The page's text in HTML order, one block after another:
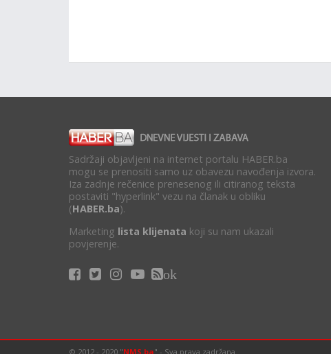
Sadržaji objavljeni na internet portalu HABER.ba
mogu se prenositi samo uz obavezu navođenja izvora.
Iza zadnje rečenice prenesenog ili citiranog teksta
postaviti "hyperlink" vezu na članak u obliku
(HABER.ba).
Marketing lista klijenata koji su nam ukazali
povjerenje.
ok
© 2012 - 2020 "NMS.ba" - Sva prava zadržana.